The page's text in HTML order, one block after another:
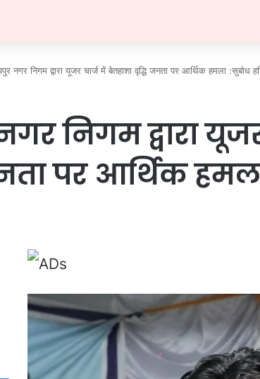
नगर निगम द्वारा यूजर चार्ज में बेतहाशा वृद्धि जनता पर आर्थिक हमला :सुबोध
निगम द्वारा
पर आर्थिक